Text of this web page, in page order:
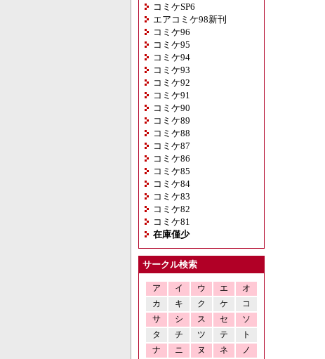
コミケSP6
エアコミケ98新刊
コミケ96
コミケ95
コミケ94
コミケ93
コミケ92
コミケ91
コミケ90
コミケ89
コミケ88
コミケ87
コミケ86
コミケ85
コミケ84
コミケ83
コミケ82
コミケ81
在庫僅少
サークル検索
ア イ ウ エ
オ
カ
キ ク ケ
コ
サ
シ ス セ
ソ
タ
チ ツ テ
ト
ナ
ニ ヌ ネ
ノ